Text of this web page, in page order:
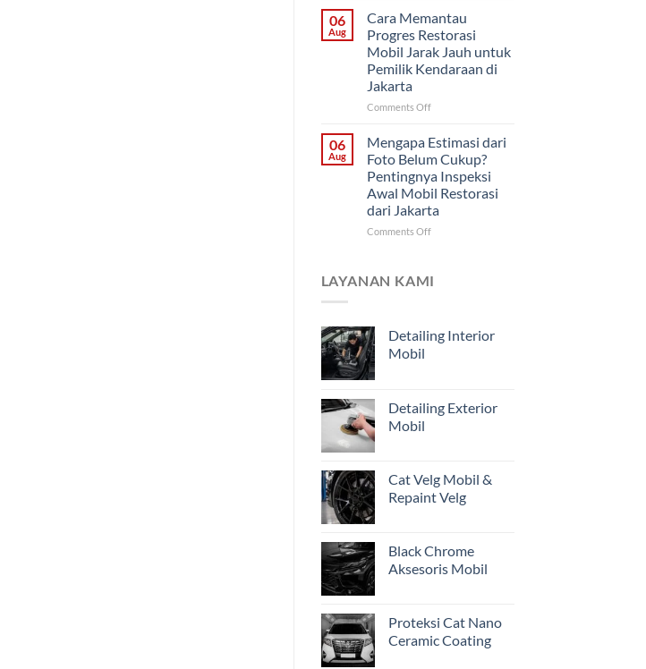
Penanganan
Mobil
Tua
dari
Malang
Mobil
Harian
dari
Malang:
Bagian
yang
06
Aug
Cara Memantau
Progres Restorasi
Mobil Jarak Jauh untuk
Pemilik Kendaraan di
Jakarta
Comments Offon
Memantau
Progres
Restorasi
Mobil
Jarak
Jauh
untuk
Jakarta
06
Aug
Mengapa Estimasi dari
Foto Belum Cukup?
Pentingnya Inspeksi
Awal Mobil Restorasi
dari Jakarta
Comments Offon
dari
Pentingnya
dari
LAYANAN KAMI
Detailing Interior
Mobil
Detailing Exterior
Mobil
Cat Velg Mobil &
Repaint Velg
Black Chrome
Aksesoris Mobil
Proteksi Cat Nano
Ceramic Coating